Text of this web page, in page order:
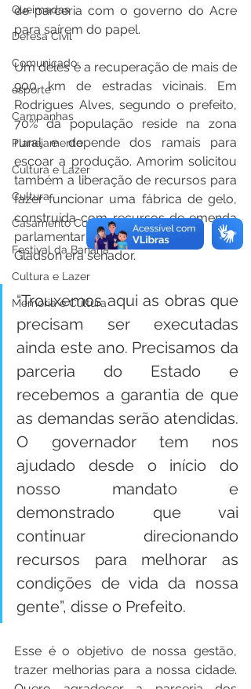
Queimadas
Defesa Civil
Comunicado
esporte
Campanhas
Planejamento
Cultura e Lazer
Cultura
Casamento Coletivo
Festival da Banana
Cultura e Lazer
Memória e Cultura
de parceria com o governo do Acre
para saírem do papel.
Um deles é a recuperação de mais de
900 km de estradas vicinais. Em
Rodrigues Alves, segundo o prefeito,
70% da população reside na zona
rural e depende dos ramais para
escoar a produção. Amorim solicitou
também a liberação de recursos para
fazer funcionar uma fábrica de gelo,
construída com recursos de emenda
parlamentar da época em que
Gladson era senador.
“Trouxemos aqui as obras que
precisam ser executadas
ainda este ano. Precisamos da
parceria do Estado e
recebemos a garantia de que
as demandas serão atendidas.
O governador tem nos
ajudado desde o início do
nosso mandato e
demonstrado que vai
continuar direcionando
recursos para melhorar as
condições de vida da nossa
gente”, disse o Prefeito.
Esse é o objetivo de nossa gestão,
trazer melhorias para a nossa cidade.